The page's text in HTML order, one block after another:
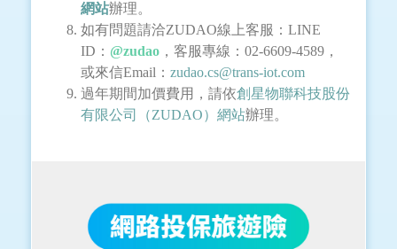
網站辦理。
如有問題請洽ZUDAO線上客服：LINE
ID： @zudao ，客服專線：02-6609-4589，
或來信Email： zudao.cs@trans-iot.com
過年期間加價費用，請依創星物聯科技股份
有限公司（ZUDAO）網站辦理。